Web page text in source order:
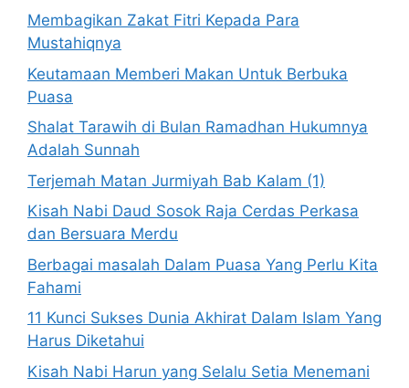
Membagikan Zakat Fitri Kepada Para
Mustahiqnya
Keutamaan Memberi Makan Untuk Berbuka
Puasa
Shalat Tarawih di Bulan Ramadhan Hukumnya
Adalah Sunnah
Terjemah Matan Jurmiyah Bab Kalam (1)
Kisah Nabi Daud Sosok Raja Cerdas Perkasa
dan Bersuara Merdu
Berbagai masalah Dalam Puasa Yang Perlu Kita
Fahami
11 Kunci Sukses Dunia Akhirat Dalam Islam Yang
Harus Diketahui
Kisah Nabi Harun yang Selalu Setia Menemani